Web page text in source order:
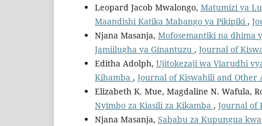
Leopard Jacob Mwalongo, Matumizi ya
Maandishi Katika Mabango ya Pikipiki,
Njana Masanja, Mofosemantiki na dhima
Jamiilugha ya Ginantuzu , Journal of
Editha Adolph, Ujitokezaji wa Viarudhi
Kihamba , Journal of Kiswahili and Other
Elizabeth K. Mue, Magdaline N. Wafula,
Nyimbo za Kiasili za Kikamba , Journal of
Njana Masanja, Sababu za Kupungua